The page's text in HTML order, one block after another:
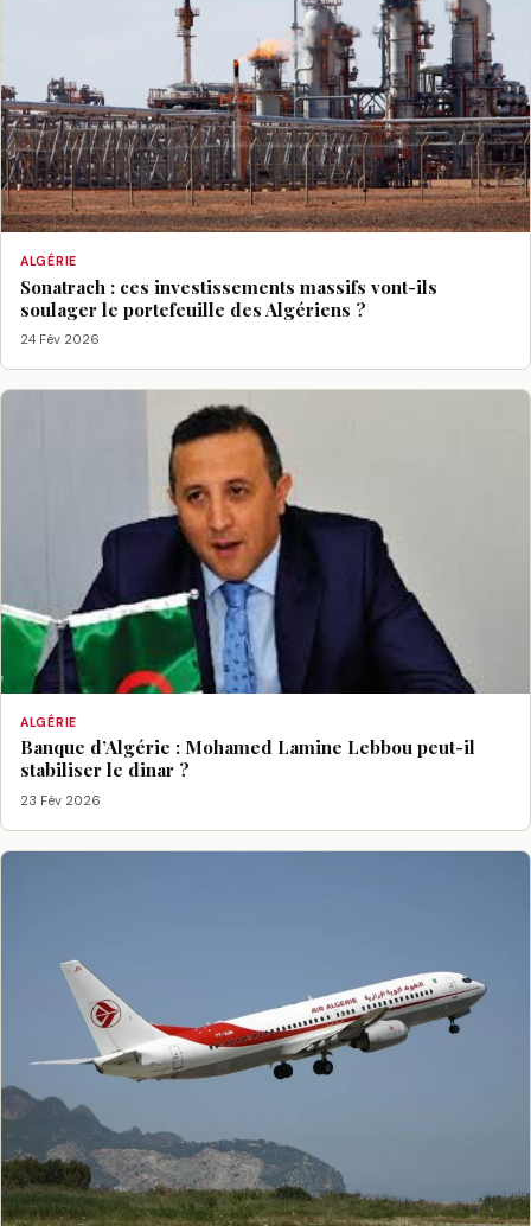
ALGÉRIE
Sonatrach : ces investissements massifs vont-ils
soulager le portefeuille des Algériens ?
24 Fév 2026
ALGÉRIE
Banque d’Algérie : Mohamed Lamine Lebbou peut-il
stabiliser le dinar ?
23 Fév 2026